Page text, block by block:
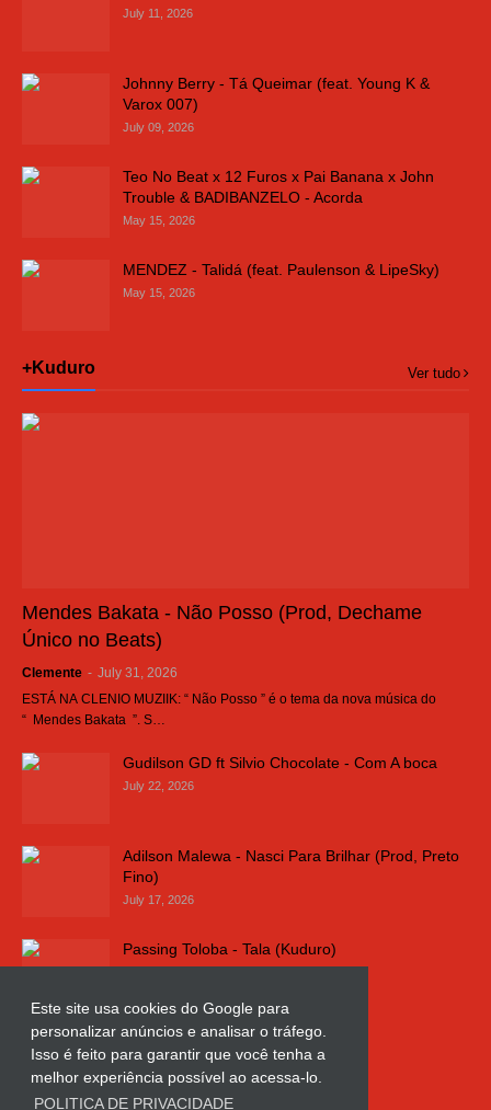
Este site usa cookies do Google para
personalizar anúncios e analisar o tráfego.
Isso é feito para garantir que você tenha a
melhor experiência possível ao acessa-lo.
POLITICA DE PRIVACIDADE
July 11, 2026
Johnny Berry - Tá Queimar (feat. Young K &
Varox 007)
July 09, 2026
Teo No Beat x 12 Furos x Pai Banana x John
Trouble & BADIBANZELO - Acorda
May 15, 2026
MENDEZ - Talidá (feat. Paulenson & LipeSky)
May 15, 2026
+Kuduro Ver tudo
Mendes Bakata - Não Posso (Prod, Dechame
Único no Beats)
Clemente - July 31, 2026
ESTÁ NA CLENIO MUZIIK: “ Não Posso ” é o tema da nova música do
“ Mendes Bakata ”. S…
Gudilson GD ft Silvio Chocolate - Com A boca
July 22, 2026
Adilson Malewa - Nasci Para Brilhar (Prod, Preto
Fino)
July 17, 2026
Passing Toloba - Tala (Kuduro)
Russo k - Ligação da Comarca
July 11, 2026